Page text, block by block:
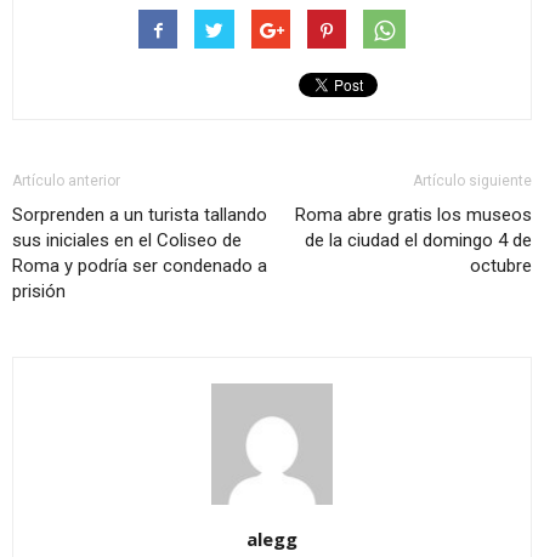
Artículo anterior
Sorprenden a un turista tallando
sus iniciales en el Coliseo de
Roma y podría ser condenado a
prisión
Artículo siguiente
Roma abre gratis los museos
de la ciudad el domingo 4 de
octubre
alegg